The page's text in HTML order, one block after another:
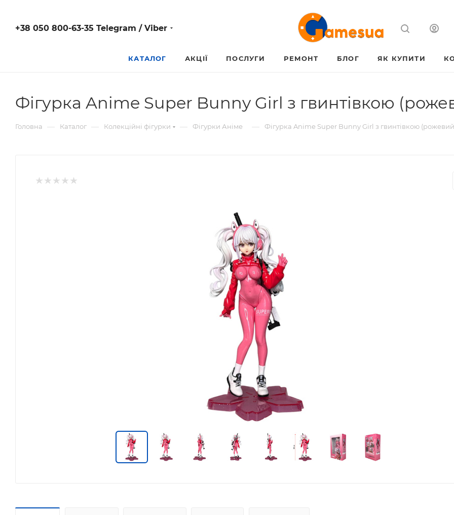
+38 050 800-63-35 Telegram / Viber
КАТАЛОГ АКЦІЇ ПОСЛУГИ РЕМОНТ БЛОГ ЯК КУПИТИ
Фігурка Anime Super Bunny Girl з гвинтівкою
Головна — Каталог — Колекційні фігурки — Фігурки Аніме — Фігурка Anime Super Bunny Girl з гвинтівкою